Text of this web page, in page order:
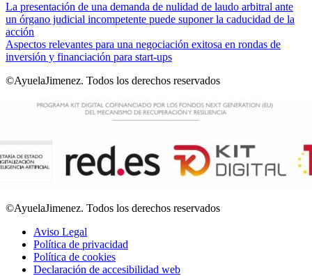
La presentación de una demanda de nulidad de laudo arbitral ante
un órgano judicial incompetente puede suponer la caducidad de la
acción
Aspectos relevantes para una negociación exitosa en rondas de
inversión y financiación para start-ups
©AyuelaJimenez. Todos los derechos reservados
©AyuelaJimenez. Todos los derechos reservados
Aviso Legal
Política de privacidad
Política de cookies
Declaración de accesibilidad web